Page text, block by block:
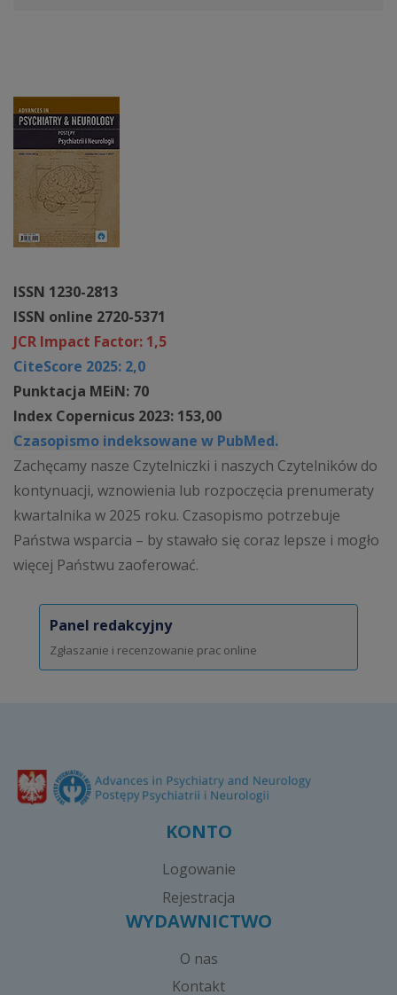
ISSN 1230-2813
ISSN online 2720-5371
JCR Impact Factor: 1,5
CiteScore 2025: 2,0
Punktacja MEiN: 70
Index Copernicus 2023: 153,00
Czasopismo indeksowane w PubMed.
Zachęcamy nasze Czytelniczki i naszych Czytelników do
kontynuacji, wznowienia lub rozpoczęcia prenumeraty
kwartalnika w 2025 roku. Czasopismo potrzebuje
Państwa wsparcia – by stawało się coraz lepsze i mogło
więcej Państwu zaoferować.
Panel redakcyjny
Zgłaszanie i recenzowanie prac online
KONTO
Logowanie
Rejestracja
WYDAWNICTWO
O nas
Kontakt